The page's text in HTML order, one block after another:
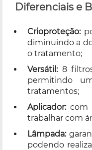
Diferenciais e
Crioproteção:
diminuindo a
o tratamento;
Versátil:8 filtros
permitindo
tratamentos;
Aplicador:com
trabalhar com
Lâmpada:
podendo